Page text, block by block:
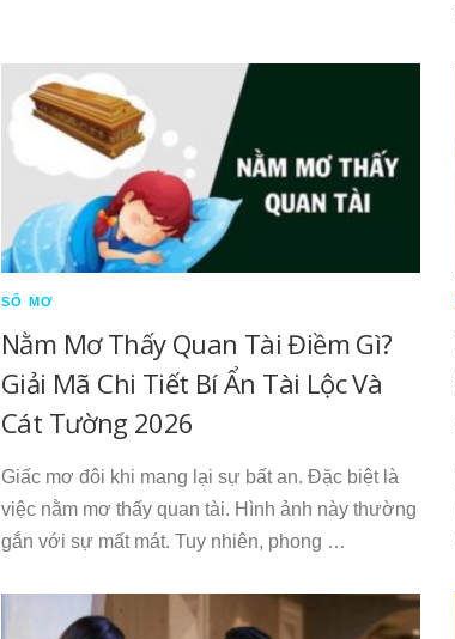
SỔ MƠ
Nằm Mơ Thấy Quan Tài Điềm Gì?
Giải Mã Chi Tiết Bí Ẩn Tài Lộc Và
Cát Tường 2026
Giấc mơ đôi khi mang lại sự bất an. Đặc biệt là
việc nằm mơ thấy quan tài. Hình ảnh này thường
gắn với sự mất mát. Tuy nhiên, phong …